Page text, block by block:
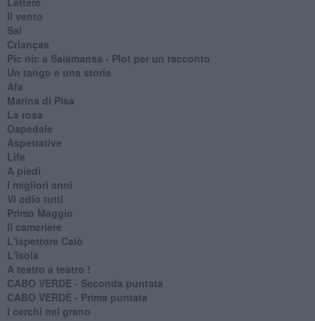
Il vento
Sal
Crianças
Pic nic a Salamansa - Plot per un racconto
Un tango e una storia
Afa
Marina di Pisa
La rosa
Ospedale
Aspettative
Life
A piedi
I migliori anni
Vi odio tutti
Primo Maggio
Il cameriere
L'ispettore Calò
L'isola
A teatro a teatro !
CABO VERDE - Seconda puntata
CABO VERDE - Prima puntata
I cerchi nel grano